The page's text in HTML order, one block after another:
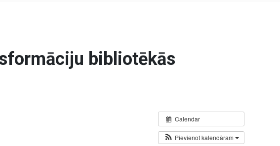
bibliotēkās
Calendar
Pievienot kalendāram